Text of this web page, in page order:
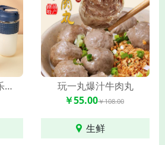
LOCK&LOCK乐扣乐扣啵啵杯LLG613 350ml
玩一丸爆汁牛肉丸
￥55.00￥108.00
生鲜